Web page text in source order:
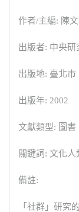
作者/主編: 陳
出版者: 中央
出版地: 臺北市
出版年: 2002
文獻類型: 圖書
關鍵詞: 文化
備註:
「社群」研究